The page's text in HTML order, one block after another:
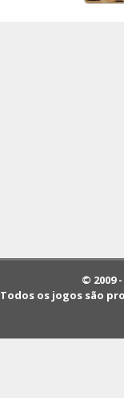
© 2009
Todos os jogos são